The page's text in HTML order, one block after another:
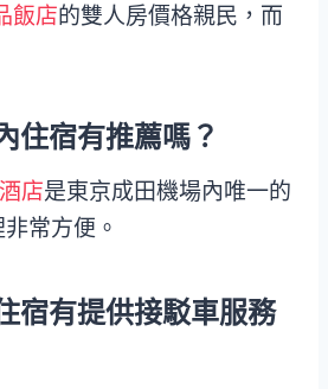
飯店的雙人房價格親民，而
住宿有推薦嗎？
店是東京成田機場內唯一的
常方便。
宿有提供接駁車服務